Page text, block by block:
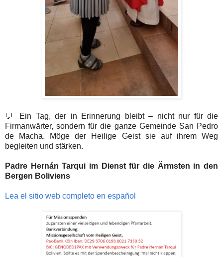
💬 Ein Tag, der in Erinnerung bleibt – nicht nur für die
Firmanwärter, sondern für die ganze Gemeinde San Pedro
de Macha. Möge der Heilige Geist sie auf ihrem Weg
begleiten und stärken.
Padre Hernán Tarqui im Dienst für die Ärmsten in den
Bergen Boliviens
Lea el sitio web completo en español